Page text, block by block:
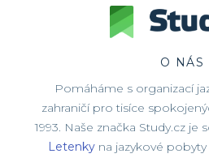
O NÁS
Pomáháme s organizací
zahraničí pro tisíce
1993. Naše značka Study.cz je
Letenkyna jazykové pobyty